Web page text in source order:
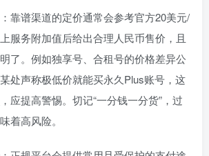
：靠谱渠道的定价通常会参考官方20美元/
服务附加值后给出合理人民币售价，且
了。例如独享号、合租号的价格差异公
处声称极低价就能买永久Plus账号，这
应提高警惕。切记“一分钱一分货”，过
着高风险。